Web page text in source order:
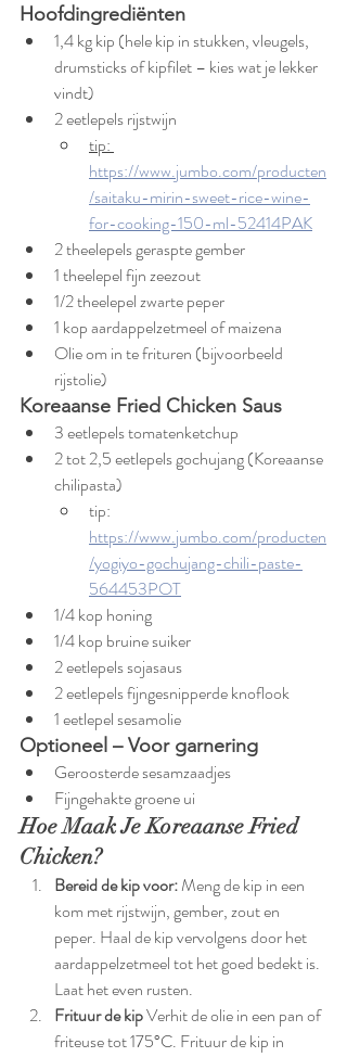
Hoofdingrediënten
1,4 kg kip (hele kip in stukken, vleugels,
drumsticks of kipfilet – kies wat je lekker
vindt)
2 eetlepels rijstwijn
tip:
https://www.jumbo.com/producten
/saitaku-mirin-sweet-rice-wine-
for-cooking-150-ml-52414PAK
2 theelepels geraspte gember
1 theelepel fijn zeezout
1/2 theelepel zwarte peper
1 kop aardappelzetmeel of maizena
Olie om in te frituren (bijvoorbeeld
rijstolie)
Koreaanse Fried Chicken Saus
3 eetlepels tomatenketchup
2 tot 2,5 eetlepels gochujang (Koreaanse
chilipasta)
tip:
https://www.jumbo.com/producten
/yogiyo-gochujang-chili-paste-
564453POT
1/4 kop honing
1/4 kop bruine suiker
2 eetlepels sojasaus
2 eetlepels fijngesnipperde knoflook
1 eetlepel sesamolie
Optioneel – Voor garnering
Geroosterde sesamzaadjes
Fijngehakte groene ui
Hoe Maak Je Koreaanse Fried
Chicken?
Bereid de kip voor: Meng de kip in een
kom met rijstwijn, gember, zout en
peper. Haal de kip vervolgens door het
aardappelzetmeel tot het goed bedekt is.
Laat het even rusten.
Frituur de kip Verhit de olie in een pan of
friteuse tot 175°C. Frituur de kip in